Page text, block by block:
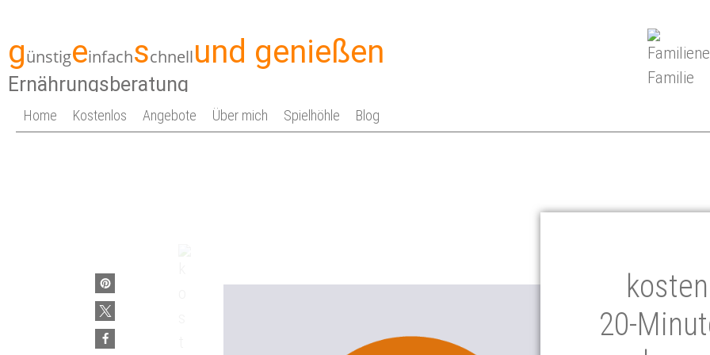
günstigeinfachschnellund genießen
Ernährungsberatung
Home Kostenlos Angebote Über mich Spielhöhle Blog
20-